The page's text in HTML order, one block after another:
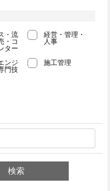
・流
・コ
ター
経営・管理・
人事
ンジ
門技
施工管理
検索